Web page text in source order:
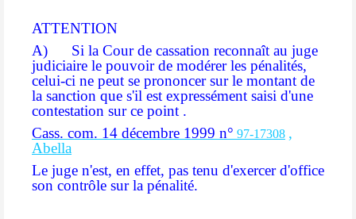
ATTENTION
A)
Si la Cour de cassation reconnaît au juge
judiciaire le pouvoir de modérer les pénalités,
celui-ci ne peut se prononcer sur le montant de
la sanction que s'il est expressément saisi d'une
contestation sur ce point .
Cass. com. 14 décembre 1999 n° 97-17308 ,
Abella
Le juge n'est, en effet, pas tenu d'exercer d'office
son contrôle sur la pénalité.